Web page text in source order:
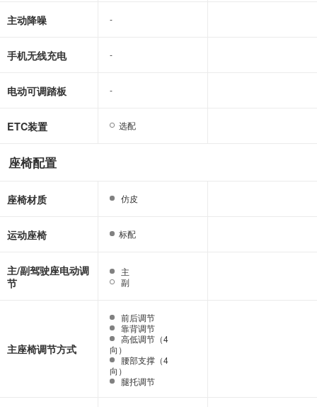
主动降噪 -
手机无线充电 -
电动可调踏板 -
ETC装置 选配
座椅配置
座椅材质 仿皮
运动座椅 标配
主/副驾驶座电动调
节
主
副
主座椅调节方式
前后调节
靠背调节
高低调节（4
向）
腰部支撑（4
向）
腿托调节
-
-
-
选配
仿皮
标配
主
副
前后调节
靠背调节
高低调节（4
向）
腰部支撑（4
向）
腿托调节